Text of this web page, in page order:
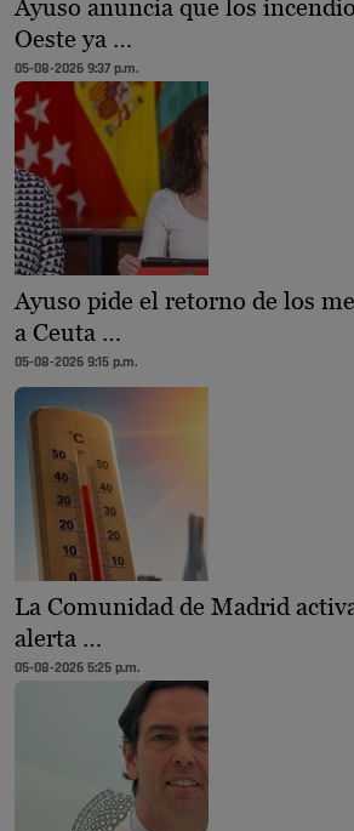
Ayuso anuncia que los
Oeste ya …
05-08-2026 9:37 p.m.
Ayuso pide el retorno de los
a Ceuta …
05-08-2026 9:15 p.m.
La Comunidad de Madrid
alerta …
05-08-2026 5:25 p.m.